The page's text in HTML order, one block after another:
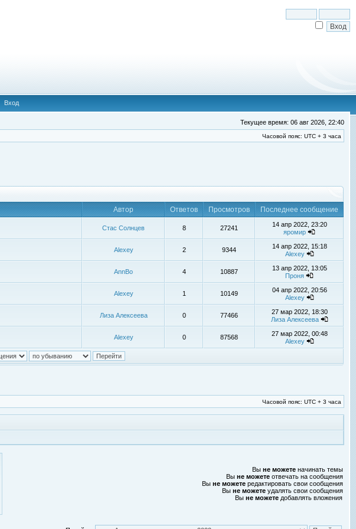
Вход
Текущее время: 06 авг 2026, 22:40
Часовой пояс: UTC + 3 часа
Автор Ответов Просмотров Последнее сообщение
Стас Солнцев 8 27241
14 апр 2022, 23:20
яромир
Alexey 2 9344
14 апр 2022, 15:18
Alexey
AnnBo 4 10887
13 апр 2022, 13:05
Проня
Alexey 1 10149
04 апр 2022, 20:56
Alexey
Лиза Алексеева 0 77466
27 мар 2022, 18:30
Лиза Алексеева
Alexey 0 87568
27 мар 2022, 00:48
Alexey
Часовой пояс: UTC + 3 часа
Вы не можете начинать темы
Вы не можете отвечать на сообщения
Вы не можете редактировать свои сообщения
Вы не можете удалять свои сообщения
Вы не можете добавлять вложения